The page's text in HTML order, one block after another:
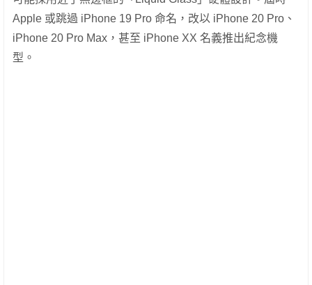
Apple 或跳過 iPhone 19 Pro 命名，改以 iPhone 20 Pro、
iPhone 20 Pro Max，甚至 iPhone XX 名義推出紀念機
型。